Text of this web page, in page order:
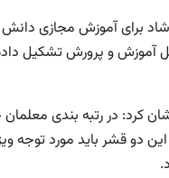
شاد برای آموزش مجازی
۲۷ جلسه برای پیگیری مسائل آموزش و
کرد: در رتبه بندی
این دو قشر باید مورد توجه